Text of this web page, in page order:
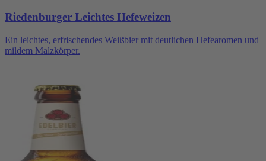
Riedenburger Leichtes Hefeweizen
Ein leichtes, erfrischendes Weißbier mit deutlichen Hefearomen und
mildem Malzkörper.